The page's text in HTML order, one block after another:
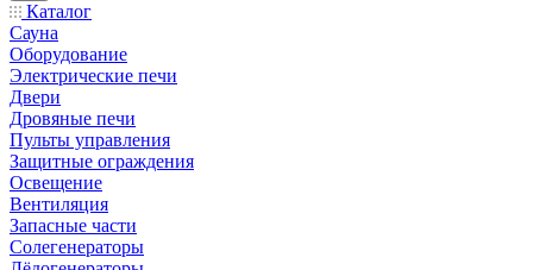
Каталог
Сауна
Оборудование
Электрические печи
Двери
Дровяные печи
Пульты управления
Защитные ограждения
Освещение
Вентиляция
Запасные части
Солегенераторы